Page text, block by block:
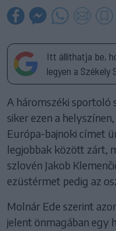
Itt állíthatja be,
legyen a Székely
A háromszéki sportoló
siker ezen a
Európa-bajnoki címet
legjobbak között zárt,
szlovén Jakob
ezüstérmet pedig az
Molnár Ede szerint
jelent önmagában egy